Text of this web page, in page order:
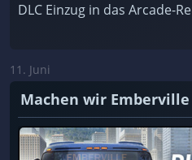
DLC Einzug in das Arcade-
11. Juni
Machen wir Emberville